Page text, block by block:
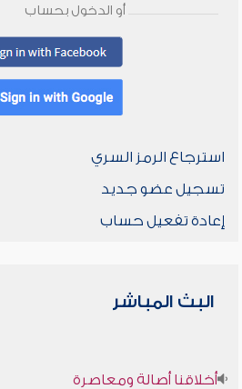
أو الدخول بحساب
استرجاع الرمز السري
تسجيل عضو جديد
إعادة تفعيل حساب
البث المباشر
أخلاقنا أصالة ومعاصرة